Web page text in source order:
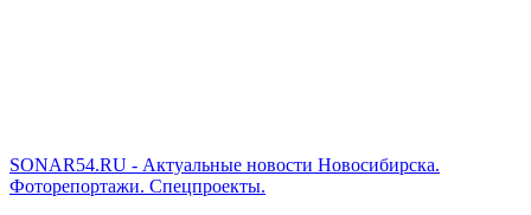
SONAR54.RU - Актуальные новости Новосибирска.
Фоторепортажи. Спецпроекты.